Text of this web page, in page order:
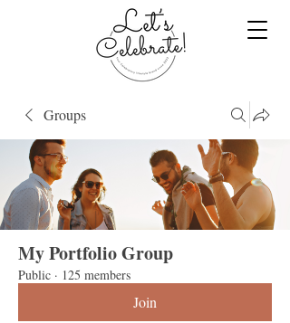
Groups
My Portfolio Group
Public · 125 members
Join